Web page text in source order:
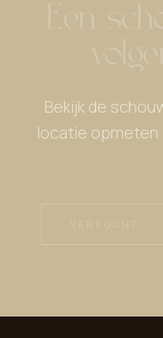
Een
Bekijk de
locatie opmeten